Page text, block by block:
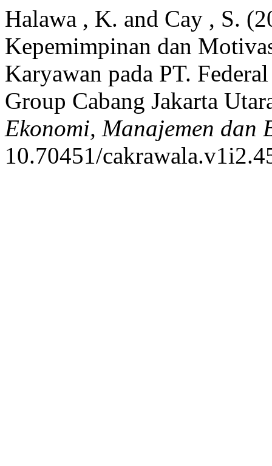
Halawa , K. and Cay , S.
Kepemimpinan dan
Karyawan pada PT.
Group Cabang Jakarta
Ekonomi, Manajemen dan
10.70451/